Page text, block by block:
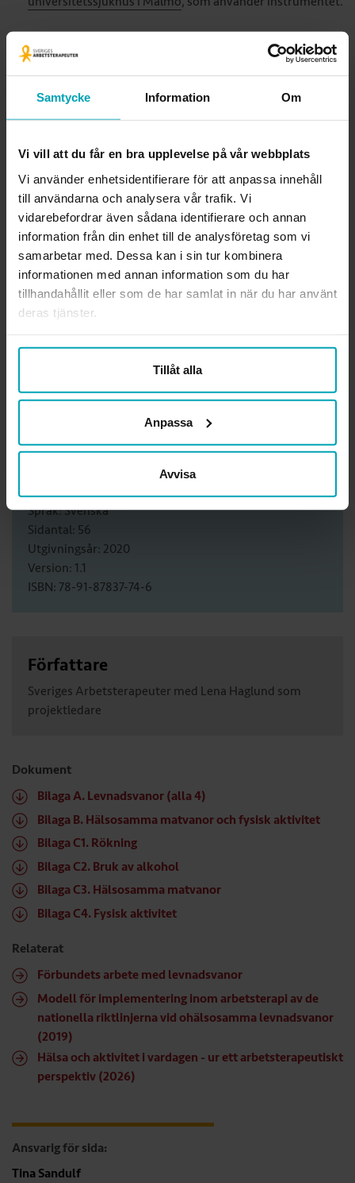
Samtycke Information Om
Vi vill att du får en bra upplevelse på vår webbplats
Vi använder enhetsidentifierare för att anpassa innehåll
till användarna och analysera vår trafik. Vi
vidarebefordrar även sådana identifierare och annan
information från din enhet till de analysföretag som vi
samarbetar med. Dessa kan i sin tur kombinera
informationen med annan information som du har
tillhandahållit eller som de har samlat in när du har använt
deras tjänster.
Tillåt alla
Anpassa
Avvisa
Användare
Avsedda användare för detta instrument är legitimerade
Teoretiska utgångspunkter och
publiceringar
Instrumentets teoretiska utgångspunkter är det
personcentrerade arbetssättet och personens görande.
En artikel har publicerats om instrumentet:Diary-based
survey of lifestyle habits in everyday activities and support
for the process of change – a utility study(Kåhlin & Haglund,
2022).
av Model of Human Occupation,(Haglund, 2023) beskrivs
instrumentet och dess användning ytterligare. Om du är
medlem kan du logga in på "Min sida" och beställa till
Författare
Sveriges Arbetsterapeuter med Lena Haglund som
projektledare
Dokument
Bilaga A. Levnadsvanor (alla 4)
Bilaga B. Hälsosamma matvanor och fysisk aktivitet
Bilaga C1. Rökning
Bilaga C2. Bruk av alkohol
Bilaga C3. Hälsosamma matvanor
Bilaga C4. Fysisk aktivitet
Relaterat
Förbundets arbete med levnadsvanor
Modell för implementering inom arbetsterapi av de
nationella riktlinjerna vid ohälsosamma levnadsvanor
(2019)
Hälsa och aktivitet i vardagen - ur ett arbetsterapeutiskt
perspektiv (2026)
Produktinformation
Språk: Svenska
Sidantal: 56
Utgivningsår: 2020
Version: 1.1
ISBN: 78-91-87837-74-6
Ansvarig för sida:
Tina Sandulf